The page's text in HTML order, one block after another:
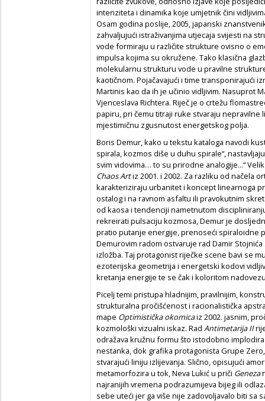
intenziteta i dinamika koje umjetnik čini
Osam godina poslije, 2005, japanski
zahvaljujući istraživanjima utjecaja svijesti na
vode formiraju u različite strukture ovisno o
impulsa kojima su okružene. Tako klasična
molekularnu strukturu vode u pravilne
kaotičnom. Pojačavajući i time transponirajući
Martinis kao da ih je učinio vidljivim. Nasuprot
Vjenceslava Richtera. Riječ je o crtežu
papiru, pri čemu titraji ruke stvaraju nepravilne
mjestimičnu zgusnutost energetskog polja.
Boris Demur, kako u tekstu kataloga navodi
spirala, kozmos diše u duhu spirale“,
svim vidovima… to su prirodne analogije...“
Chaos Artiz 2001. i 2002. Za razliku od načela
karakteriziraju urbanitet i koncept linearnoga
ostalog i na ravnom asfaltu ili pravokutnim
od kaosa i tendenciji nametnutom
rekreirati pulsaciju kozmosa, Demur je
pratio putanje energije, prenoseći spiraloidne
Demurovim radom ostvaruje rad Damir Stojnića
izložba. Taj protagonist riječke scene bavi se
ezoterijska geometrija i energetski kodovi
kretanja energije te se čak i koloritom
Picelj temi pristupa hladnijim, pravilnijim,
strukturalna pročišćenost i racionalistička
mape Optimistička okomicaiz 2002. jasnim,
kozmološki vizualni iskaz. Rad Antimetarija II
odražava kružnu formu što istodobno
nestanka, dok grafika protagonista Grupe
stvarajući liniju izlijevanja. Slično, opisujući
metamorfozira u tok, Neva Lukić u priči Geneza
najranijih vremena podrazumijeva bijeg ili
sebe uteći jer ga više nije zadovoljavalo biti sa